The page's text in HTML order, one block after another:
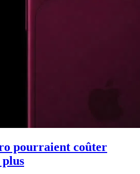
pourraient coûter
plus